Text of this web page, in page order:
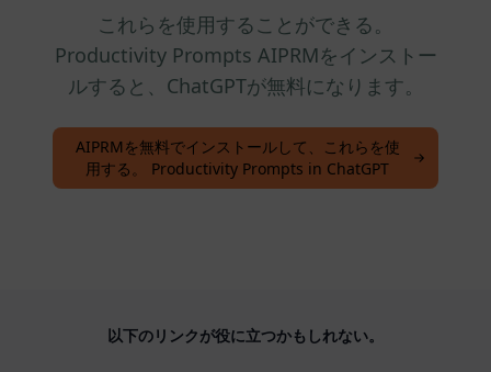
これらを使用することができる。
Productivity Prompts AIPRMをインストー
ルすると、ChatGPTが無料になります。
AIPRMを無料でインストールして、これらを使
用する。 Productivity Prompts in ChatGPT
以下のリンクが役に立つかもしれない。